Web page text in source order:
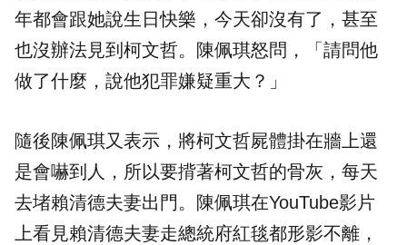
年都會跟她說生日快樂，今天卻沒有了，甚至
也沒辦法見到柯文哲。陳佩琪怒問，「請問他
做了什麼，說他犯罪嫌疑重大？」
隨後陳佩琪又表示，將柯文哲屍體掛在牆上還
是會嚇到人，所以要揹著柯文哲的骨灰，每天
去堵賴清德夫妻出門。陳佩琪在YouTube影片
上看見賴清德夫妻走總統府紅毯都形影不離，